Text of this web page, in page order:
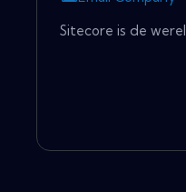
Sitecore is de